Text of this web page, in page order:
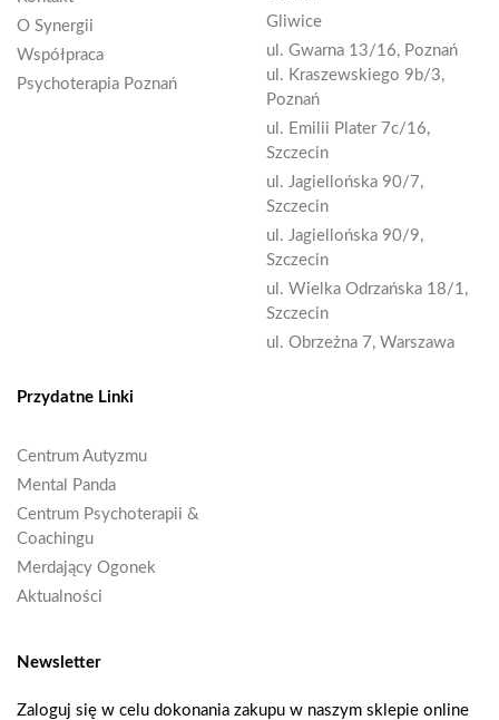
O Synergii
Współpraca
Psychoterapia Poznań
Gliwice
ul. Gwarna 13/16, Poznań
ul. Kraszewskiego 9b/3,
Poznań
ul. Emilii Plater 7c/16,
Szczecin
ul. Jagiellońska 90/7,
Szczecin
ul. Jagiellońska 90/9,
Szczecin
ul. Wielka Odrzańska 18/1,
Szczecin
ul. Obrzeżna 7, Warszawa
Przydatne Linki
Centrum Autyzmu
Mental Panda
Centrum Psychoterapii &
Coachingu
Merdający Ogonek
Aktualności
Newsletter
Zaloguj się w celu dokonania zakupu w naszym sklepie online